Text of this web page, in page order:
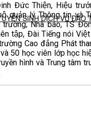
SINH DỊCH VỤ ĐÀO
HỌC
Đức Thiện, Hiệu
quản lý Thông tin và
Nhà báo, TS
tập, Đài Tiếng nói
Cao đẳng Phát
50 học viên lớp học
hình và Trung tâm